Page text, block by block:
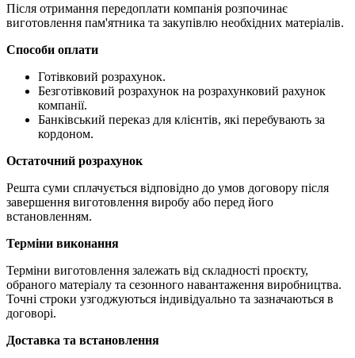
Після отримання передоплати компанія розпочинає
виготовлення пам'ятника та закупівлю необхідних матеріалів.
Способи оплати
Готівковий розрахунок.
Безготівковий розрахунок на розрахунковий рахунок
компанії.
Банківський переказ для клієнтів, які перебувають за
кордоном.
Остаточний розрахунок
Решта суми сплачується відповідно до умов договору після
завершення виготовлення виробу або перед його
встановленням.
Терміни виконання
Терміни виготовлення залежать від складності проєкту,
обраного матеріалу та сезонного навантаження виробництва.
Точні строки узгоджуються індивідуально та зазначаються в
договорі.
Доставка та встановлення